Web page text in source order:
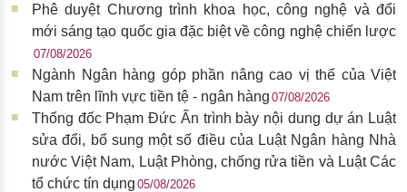
Phê duyệt Chương trình khoa học, công nghệ và đổi
mới sáng tạo quốc gia đặc biệt về công nghệ chiến lược
07/08/2026
Ngành Ngân hàng góp phần nâng cao vị thế của Việt
Nam trên lĩnh vực tiền tệ - ngân hàng 07/08/2026
Thống đốc Phạm Đức Ấn trình bày nội dung dự án Luật
sửa đổi, bổ sung một số điều của Luật Ngân hàng Nhà
nước Việt Nam, Luật Phòng, chống rửa tiền và Luật Các
tổ chức tín dụng 05/08/2026